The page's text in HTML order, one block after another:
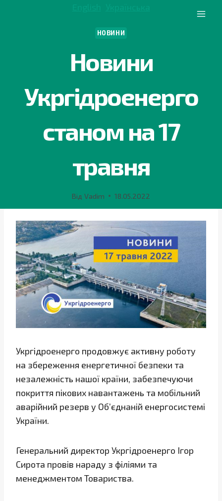
НОВИНИ
Новини
Укргідроенерго
станом на 17
травня
Від Vadim 18.05.2022
Укргідроенерго продовжує активну роботу
на збереження енергетичної безпеки та
незалежність нашої країни, забезпечуючи
покриття пікових навантажень та мобільний
аварійний резерв у Об’єднаній енергосистемі
України.
Генеральний директор Укргідроенерго Ігор
Сирота провів нараду з філіями та
менеджментом Товариства.